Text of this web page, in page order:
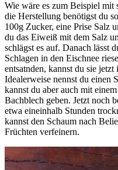
Wie wäre es zum Beispiel mit
die Herstellung benötigst du
100g Zucker, eine Prise Salz
du das Eiweiß mit dem Salz
schlägst es auf. Danach lässt
Schlagen in den Eischnee
entsatnden, kannst du sie
Idealerweise nennst du einen
kannst du aber auch mit
Bachblech geben. Jetzt noch
etwa eineinhalb Stunden
kannst den Schaum nach
Früchten verfeinern.